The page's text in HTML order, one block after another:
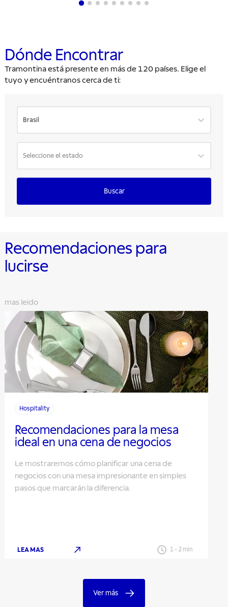
Dónde Encontrar
Tramontina está presente en más de 120 países. Elige el
tuyo y encuéntranos cerca de ti:
Brasil
Seleccione el estado
Buscar
Recomendaciones para
lucirse
mas leido
Hospitality
Recomendaciones para la mesa
ideal en una cena de negocios
Le mostraremos cómo planificar una cena de
negocios con una mesa impresionante en simples
pasos que marcarán la diferencia.
LEA MAS 1- 2 min
Ver más